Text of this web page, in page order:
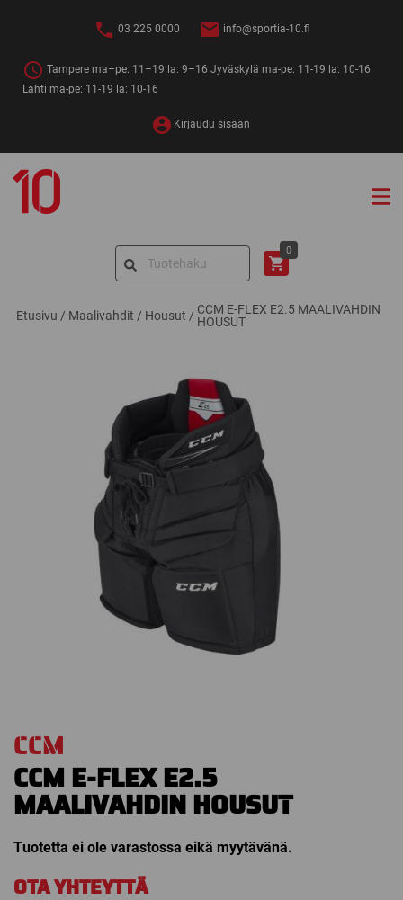
03 225 0000 info@sportia-10.fi
Tampere ma–pe: 11–19 la: 9–16 Jyväskylä ma-pe: 11-19 la: 10-16
Lahti ma-pe: 11-19 la: 10-16
Kirjaudu sisään
10
Search
0
Etusivu / Maalivahdit / Housut / CCM E-FLEX E2.5 MAALIVAHDIN
HOUSUT
CCM
CCM E-FLEX E2.5
MAALIVAHDIN HOUSUT
Tuotetta ei ole varastossa eikä myytävänä.
OTA YHTEYTTÄ